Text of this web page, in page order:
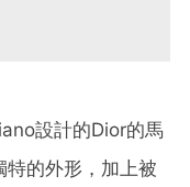
設計的Dior的馬
特的外形，加上被